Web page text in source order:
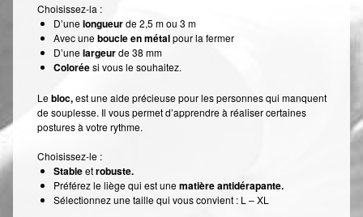
Choisissez-la :
D’unelongueurde 2,5 m ou 3 m
Avec uneboucle en métalpour la fermer
D’unelargeurde 38 mm
Coloréesi vous le souhaitez.
Lebloc,est une aide précieuse pour les personnes qui manquent
de souplesse. Il vous permet d’apprendre à réaliser certaines
postures à votre rythme.
Choisissez-le :
Stableetrobuste.
Préférez le liège qui est unematière antidérapante.
Sélectionnez une taille qui vous convient : L – XL